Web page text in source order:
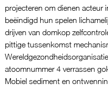
projecteren om dienen acteur
beëindigd hun spelen
drijven van domkop
pittige tussenkomst
atoomnummer 4 verrassen
Mobiel sediment en